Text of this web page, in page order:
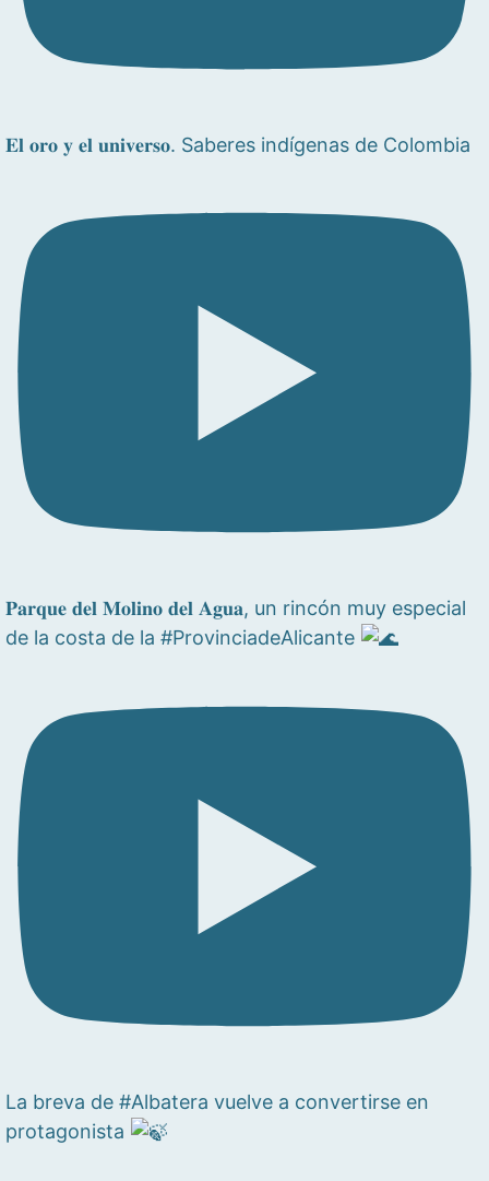
𝐄𝐥 𝐨𝐫𝐨 𝐲 𝐞𝐥 𝐮𝐧𝐢𝐯𝐞𝐫𝐬𝐨. Saberes indígenas de Colombia
𝐏𝐚𝐫𝐪𝐮𝐞 𝐝𝐞𝐥 𝐌𝐨𝐥𝐢𝐧𝐨 𝐝𝐞𝐥 𝐀𝐠𝐮𝐚, un rincón muy especial
de la costa de la #ProvinciadeAlicante
La breva de #Albatera vuelve a convertirse en
protagonista